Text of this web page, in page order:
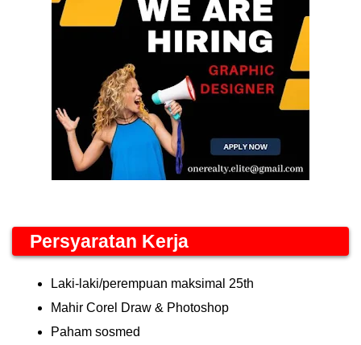
Persyaratan Kerja
Laki-laki/perempuan maksimal 25th
Mahir Corel Draw & Photoshop
Paham sosmed